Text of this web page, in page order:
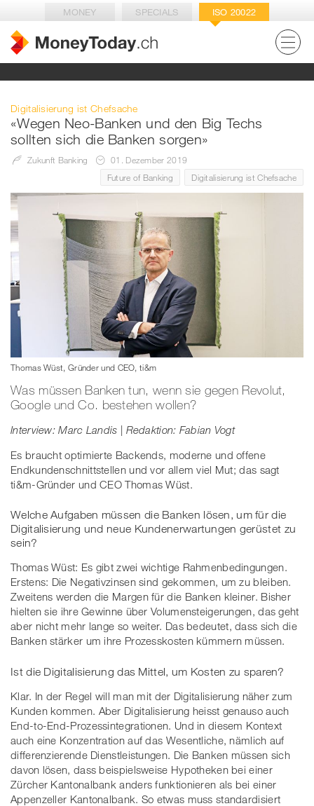
MONEY SPECIALS ISO 20022
Digitalisierung ist Chefsache
«Wegen Neo-Banken und den Big Techs
sollten sich die Banken sorgen»
Zukunft Banking
01. Dezember 2019
Future of Banking
Digitalisierung ist Chefsache
Thomas Wüst, Gründer und CEO, ti&m
Was müssen Banken tun, wenn sie gegen Revolut,
Google und Co. bestehen wollen?
Interview: Marc Landis | Redaktion: Fabian Vogt
Es braucht optimierte Backends, moderne und offene
Endkundenschnittstellen und vor allem viel Mut; das sagt
ti&m-Gründer und CEO Thomas Wüst.
Welche Aufgaben müssen die Banken lösen, um für die
Digitalisierung und neue Kundenerwartungen gerüstet zu
sein?
Thomas Wüst: Es gibt zwei wichtige Rahmenbedingungen.
Erstens: Die Negativzinsen sind gekommen, um zu bleiben.
Zweitens werden die Margen für die Banken kleiner. Bisher
hielten sie ihre Gewinne über Volumensteigerungen, das geht
aber nicht mehr lange so weiter. Das bedeutet, dass sich die
Banken stärker um ihre Prozesskosten kümmern müssen.
Ist die Digitalisierung das Mittel, um Kosten zu sparen?
Klar. In der Regel will man mit der Digitalisierung näher zum
Kunden kommen. Aber Digitalisierung heisst genauso auch
End-to-End-Prozessintegrationen. Und in diesem Kontext
auch eine Konzentration auf das Wesentliche, nämlich auf
differenzierende Dienstleistungen. Die Banken müssen sich
davon lösen, dass beispielsweise Hypotheken bei einer
Zürcher Kantonalbank anders funktionieren als bei einer
Appenzeller Kantonalbank. So etwas muss standardisiert